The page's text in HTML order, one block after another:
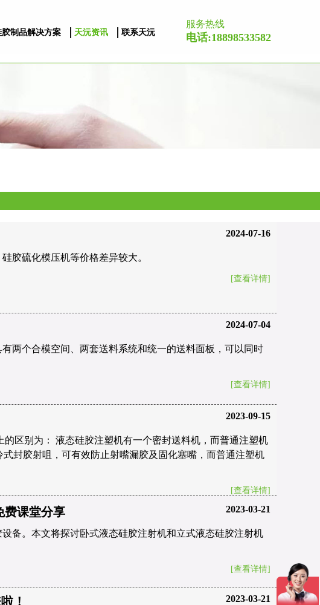
胶制品解决方案 天沅资讯 联系天沅
服务热线
电话:18898533582
2024-07-16
胶硫化模压机等价格差异较大。
[查看详情]
2024-07-04
两个合模空间、两套送料系统和统一的送料面板，可以同时
[查看详情]
2023-09-15
区别为： 液态硅胶注塑机有一个密封送料机，而普通注塑机
封胶射咀，可有效防止射嘴漏胶及固化塞嘴，而普通注塑机
[查看详情]
费课堂分享 2023-03-21
备。本文将探讨卧式液态硅胶注射机和立式液态硅胶注射机
[查看详情]
！ 2023-03-21